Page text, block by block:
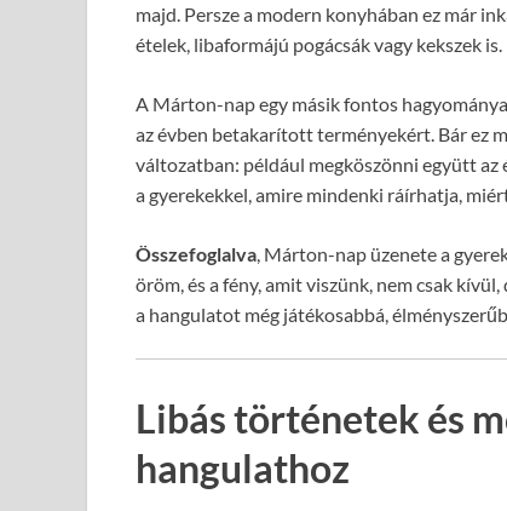
majd. Persze a modern konyhában ez már
ételek, libaformájú pogácsák vagy kekszek is.
A Márton-nap egy másik fontos
az évben betakarított terményekért. Bár ez
változatban: például megköszönni együtt az
a gyerekekkel, amire mindenki ráírhatja,
Összefoglalva , Márton-nap üzenete a
öröm, és a fény, amit viszünk, nem csak
a hangulatot még játékosabbá,
Libás történetek és
hangulathoz